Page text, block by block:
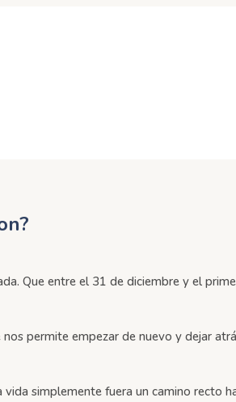
Que entre el 31 de diciembre y el
permite empezar de nuevo y dejar
simplemente fuera un camino recto